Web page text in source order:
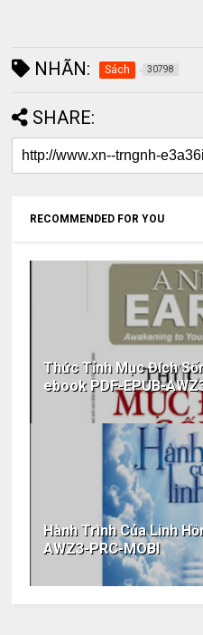
NHÃN: Sách 30798
SHARE:
RECOMMENDED FOR YOU
Thức Tỉnh Mục Đích
ebook PDF-EPUB-
Hành Trình Của Linh
AWZ3-PRC-MOBI